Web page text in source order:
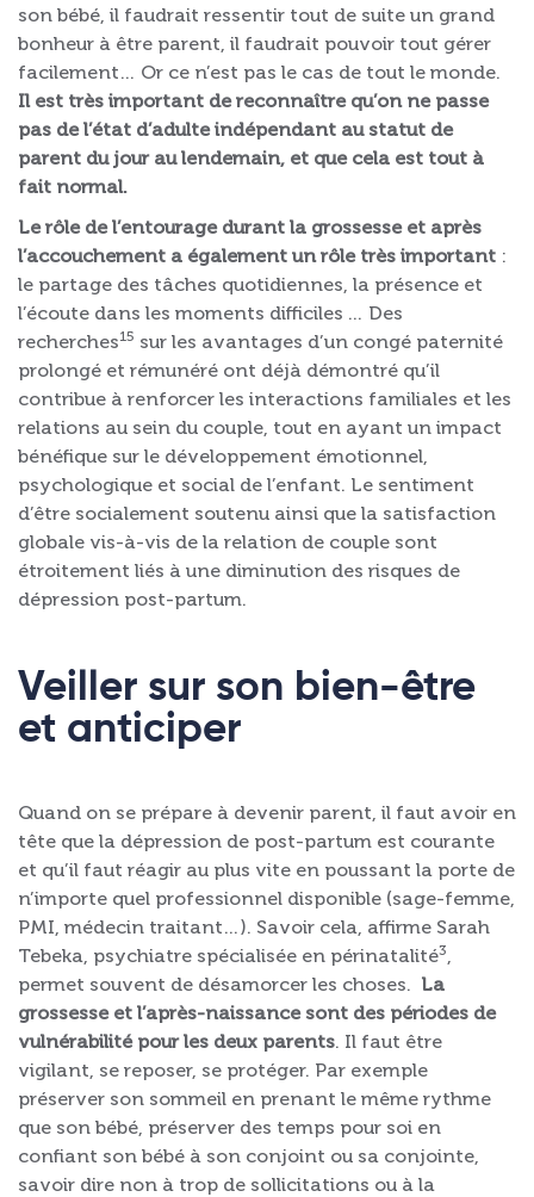
son bébé, il faudrait ressentir tout de suite un grand
bonheur à être parent, il faudrait pouvoir tout gérer
facilement… Or ce n’est pas le cas de tout le monde.
Il est très important de reconnaître qu’on ne passe
pas de l’état d’adulte indépendant au statut de
parent du jour au lendemain, et que cela est tout à
fait normal.
Le rôle de l’entourage durant la grossesse et après
l’accouchement a également un rôle très important :
le partage des tâches quotidiennes, la présence et
l’écoute dans les moments difficiles … Des
recherches15 sur les avantages d’un congé paternité
prolongé et rémunéré ont déjà démontré qu’il
contribue à renforcer les interactions familiales et les
relations au sein du couple, tout en ayant un impact
bénéfique sur le développement émotionnel,
psychologique et social de l’enfant. Le sentiment
d’être socialement soutenu ainsi que la satisfaction
globale vis-à-vis de la relation de couple sont
étroitement liés à une diminution des risques de
dépression post-partum.
Veiller sur son bien-être
et anticiper
Quand on se prépare à devenir parent, il faut avoir en
tête que la dépression de post-partum est courante
et qu’il faut réagir au plus vite en poussant la porte de
n’importe quel professionnel disponible (sage-femme,
PMI, médecin traitant…). Savoir cela, affirme Sarah
Tebeka, psychiatre spécialisée en périnatalité3
permet souvent de désamorcer les choses. La
grossesse et l’après-naissance sont des périodes de
vulnérabilité pour les deux parents. Il faut être
vigilant, se reposer, se protéger. Par exemple
préserver son sommeil en prenant le même rythme
que son bébé, préserver des temps pour soi en
confiant son bébé à son conjoint ou sa conjointe,
savoir dire non à trop de sollicitations ou à la